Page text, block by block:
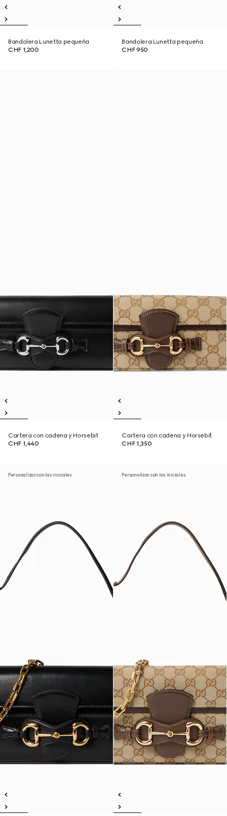
Bandolera Lunetta pequeña
CHF 1,200
Bandolera Lunetta pequeña
CHF 950
Cartera con cadena y Horsebit
CHF 1,440
Cartera con cadena y Horsebit
CHF 1,350
Personalizar con las iniciales Personalizar con las iniciales